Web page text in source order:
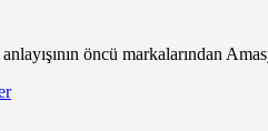
öncü markalarından